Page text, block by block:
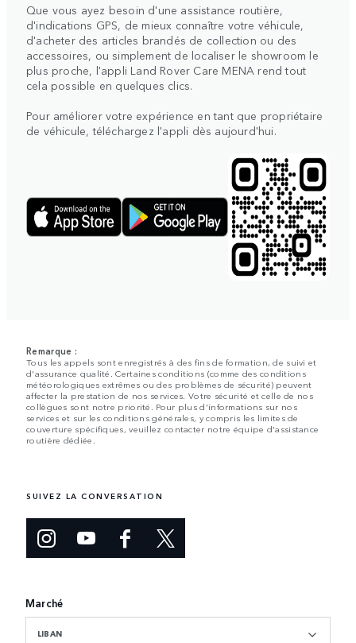
Que vous ayez besoin d'une assistance routière,
d'indications GPS, de mieux connaître votre véhicule,
d'acheter des articles brandés de collection ou des
accessoires, ou simplement de localiser le showroom le
plus proche, l'appli Land Rover Care MENA rend tout
cela possible en quelques clics.
Pour améliorer votre expérience en tant que propriétaire
de véhicule, téléchargez l'appli dès aujourd'hui.
Remarque :
Tous les appels sont enregistrés à des fins de formation, de suivi et
d'assurance qualité. Certaines conditions (comme des conditions
météorologiques extrêmes ou des problèmes de sécurité) peuvent
affecter la prestation de nos services. Votre sécurité et celle de nos
collègues sont notre priorité. Pour plus d'informations sur nos
services et sur les conditions générales, y compris les limites de
couverture spécifiques, veuillez contacter notre équipe d'assistance
routière dédiée.
SUIVEZ LA CONVERSATION
Marché
LIBAN